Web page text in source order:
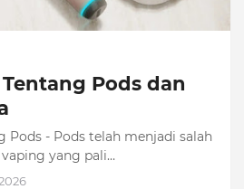
Pods dan
Pods - Pods telah menjadi salah
yang pali…